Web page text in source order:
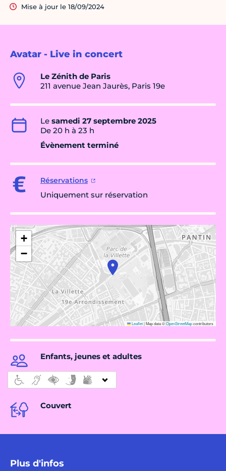
Avatar - Live in concert
Le Zénith de Paris
211 avenue Jean Jaurès, Paris 19e
Le samedi 27 septembre 2025
De 20 h à 23 h
Évènement terminé
Réservations
Uniquement sur réservation
+
−
Leaflet|Map data ©OpenStreetMapcontributors
Enfants, jeunes et adultes
Couvert
Plus d'infos
Mise à jour le 18/09/2024